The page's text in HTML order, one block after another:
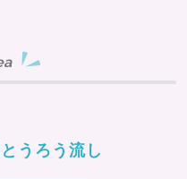
うろう流し